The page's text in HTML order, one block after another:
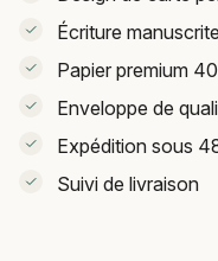
Écriture
Papier premium
Enveloppe de
Expédition sous
Suivi de livraison